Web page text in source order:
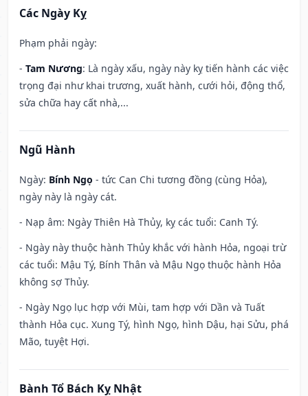
Các Ngày Kỵ
Phạm phải ngày:
- Tam Nương: Là ngày xấu, ngày này kỵ tiến hành các việc
trọng đại như khai trương, xuất hành, cưới hỏi, động thổ,
sửa chữa hay cất nhà,...
Ngũ Hành
Ngày: Bính Ngọ - tức Can Chi tương đồng (cùng Hỏa),
ngày này là ngày cát.
- Nạp âm: Ngày Thiên Hà Thủy, kỵ các tuổi: Canh Tý.
- Ngày này thuộc hành Thủy khắc với hành Hỏa, ngoại trừ
các tuổi: Mậu Tý, Bính Thân và Mậu Ngọ thuộc hành Hỏa
không sợ Thủy.
- Ngày Ngọ lục hợp với Mùi, tam hợp với Dần và Tuất
thành Hỏa cục. Xung Tý, hình Ngọ, hình Dậu, hại Sửu, phá
Mão, tuyệt Hợi.
Bành Tổ Bách Kỵ Nhật